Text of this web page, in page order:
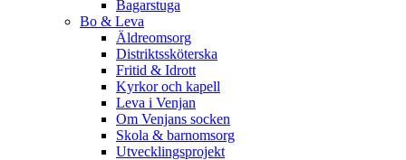
Bagarstuga
Bo & Leva
Äldreomsorg
Distriktssköterska
Fritid & Idrott
Kyrkor och kapell
Leva i Venjan
Om Venjans socken
Skola & barnomsorg
Utvecklingsprojekt